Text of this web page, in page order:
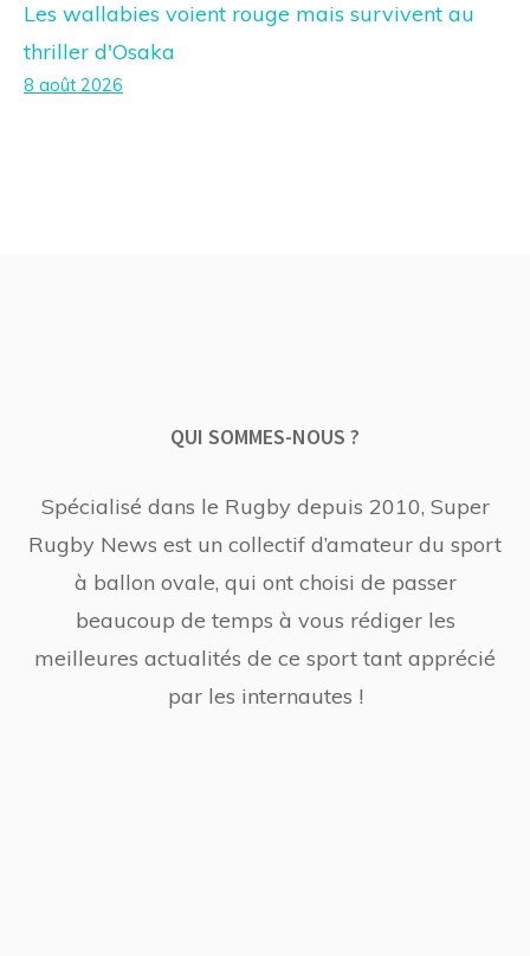
Les wallabies voient rouge mais survivent au
thriller d'Osaka
8 août 2026
QUI SOMMES-NOUS ?
Spécialisé dans le Rugby depuis 2010, Super
Rugby News est un collectif d’amateur du sport
à ballon ovale, qui ont choisi de passer
beaucoup de temps à vous rédiger les
meilleures actualités de ce sport tant apprécié
par les internautes !